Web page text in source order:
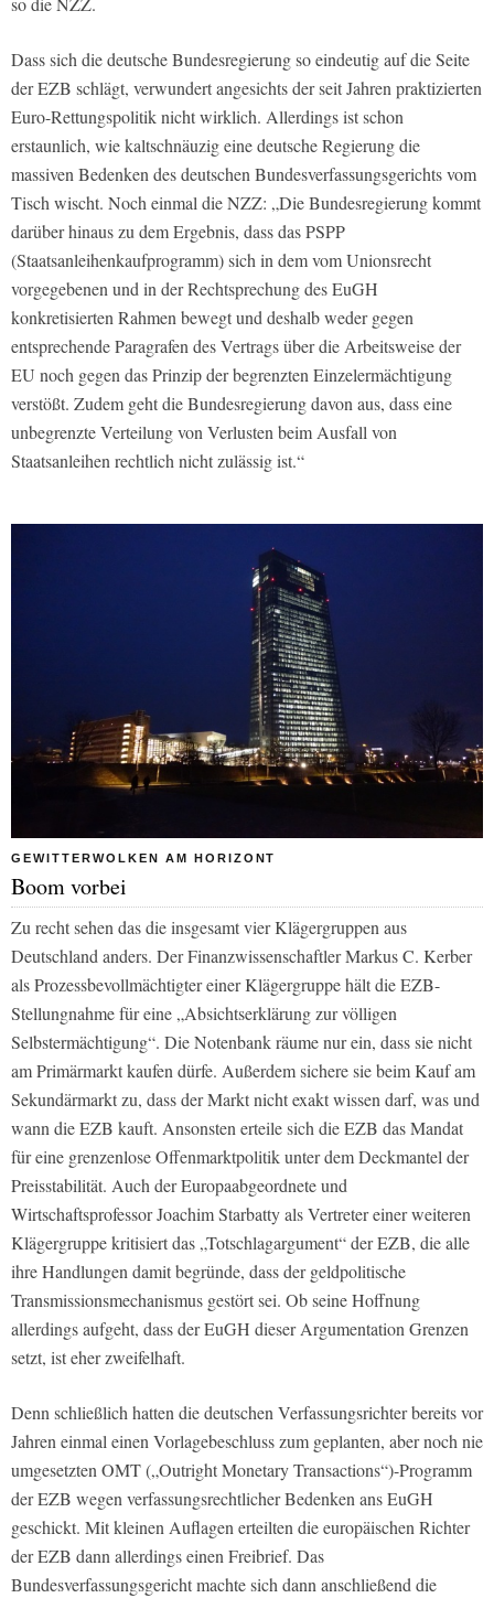
Dass sich die deutsche Bundesregierung so eindeutig auf die Seite
der EZB schlägt, verwundert angesichts der seit Jahren praktizierten
Euro-Rettungspolitik nicht wirklich. Allerdings ist schon
erstaunlich, wie kaltschnäuzig eine deutsche Regierung die
massiven Bedenken des deutschen Bundesverfassungsgerichts vom
Tisch wischt. Noch einmal die NZZ: „Die Bundesregierung kommt
darüber hinaus zu dem Ergebnis, dass das PSPP
(Staatsanleihenkaufprogramm) sich in dem vom Unionsrecht
vorgegebenen und in der Rechtsprechung des EuGH
konkretisierten Rahmen bewegt und deshalb weder gegen
entsprechende Paragrafen des Vertrags über die Arbeitsweise der
EU noch gegen das Prinzip der begrenzten Einzelermächtigung
verstößt. Zudem geht die Bundesregierung davon aus, dass eine
unbegrenzte Verteilung von Verlusten beim Ausfall von
Staatsanleihen rechtlich nicht zulässig ist.“
GEWITTERWOLKEN AM HORIZONT
Boom vorbei
Zu recht sehen das die insgesamt vier Klägergruppen aus
Deutschland anders. Der Finanzwissenschaftler Markus C. Kerber
als Prozessbevollmächtigter einer Klägergruppe hält die EZB-
Stellungnahme für eine „Absichtserklärung zur völligen
Selbstermächtigung“. Die Notenbank räume nur ein, dass sie nicht
am Primärmarkt kaufen dürfe. Außerdem sichere sie beim Kauf am
Sekundärmarkt zu, dass der Markt nicht exakt wissen darf, was und
wann die EZB kauft. Ansonsten erteile sich die EZB das Mandat
für eine grenzenlose Offenmarktpolitik unter dem Deckmantel der
Preisstabilität. Auch der Europaabgeordnete und
Wirtschaftsprofessor Joachim Starbatty als Vertreter einer weiteren
Klägergruppe kritisiert das „Totschlagargument“ der EZB, die alle
ihre Handlungen damit begründe, dass der geldpolitische
Transmissionsmechanismus gestört sei. Ob seine Hoffnung
allerdings aufgeht, dass der EuGH dieser Argumentation Grenzen
setzt, ist eher zweifelhaft.
Denn schließlich hatten die deutschen Verfassungsrichter bereits vor
Jahren einmal einen Vorlagebeschluss zum geplanten, aber noch nie
umgesetzten OMT („Outright Monetary Transactions“)-Programm
der EZB wegen verfassungsrechtlicher Bedenken ans EuGH
geschickt. Mit kleinen Auflagen erteilten die europäischen Richter
der EZB dann allerdings einen Freibrief. Das
Bundesverfassungsgericht machte sich dann anschließend die